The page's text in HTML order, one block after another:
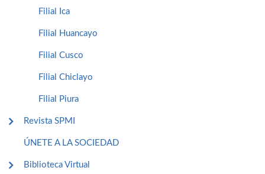
Filial Ica
Filial Huancayo
Filial Cusco
Filial Chiclayo
Filial Piura
Revista SPMI
ÚNETE A LA SOCIEDAD
Biblioteca Virtual